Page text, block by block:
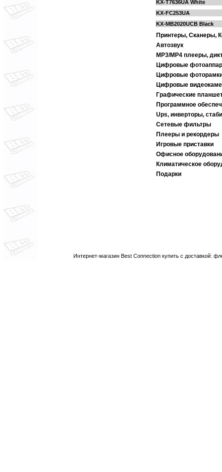
KX-T7636UA White
KX-FC253UA
KX-MB2020UCB Black
Принтеры, Сканеры,
Автозвук
MP3/MP4 плееры,
Цифровые
Цифровые
Цифровые
Графические
Программное
Ups, инверторы,
Сетевые фильтры
Плееры и рекордеры
Игровые приставки
Офисное
Климатическое
Подарки
Интернет-магазин Best Connection купить с доставкой: